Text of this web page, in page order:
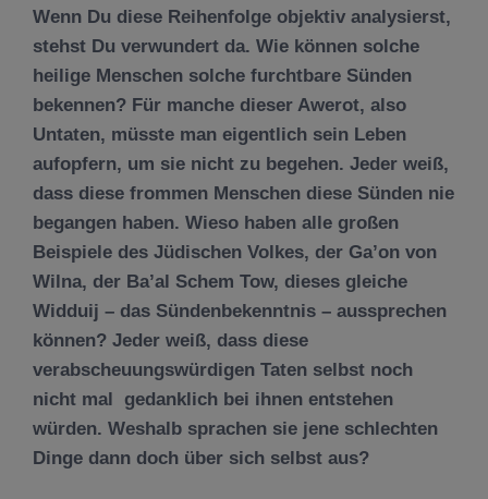
Wenn Du diese Reihenfolge objektiv analysierst,
stehst Du verwundert da. Wie können solche
heilige Menschen solche furchtbare Sünden
bekennen? Für manche dieser Awerot, also
Untaten, müsste man eigentlich sein Leben
aufopfern, um sie nicht zu begehen. Jeder weiß,
dass diese frommen Menschen diese Sünden nie
begangen haben. Wieso haben alle großen
Beispiele des Jüdischen Volkes, der Ga’on von
Wilna, der Ba’al Schem Tow, dieses gleiche
Widduij – das Sündenbekenntnis – aussprechen
können? Jeder weiß, dass diese
verabscheuungswürdigen Taten selbst noch
nicht mal gedanklich bei ihnen entstehen
würden. Weshalb sprachen sie jene schlechten
Dinge dann doch über sich selbst aus?